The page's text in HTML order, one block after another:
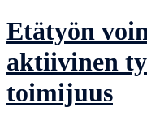
Etätyön
aktiivinen
toimijuus